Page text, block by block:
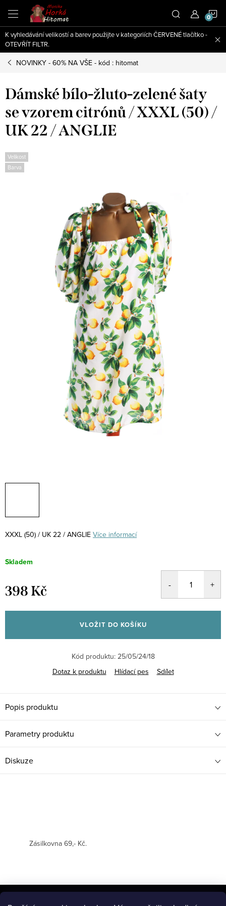
obsah
K vyhledávání velikostí a barev použijte v kategoriích ČERVENÉ tlačítko -
OTEVŘÍT FILTR.
NOVINKY - 60% NA VŠE - kód : hitomat
Dámské bílo-žluto-zelené šaty
se vzorem citrónů / XXXL (50) /
UK 22 / ANGLIE
Velikost
Barva
XXXL (50) / UK 22 / ANGLIE Více informací
Skladem
398 Kč
cena:
VLOŽIT DO KOŠÍKU
Kód produktu: 25/05/24/18
Dotaz k produktu
Hlídací pes Sdílet
Popis produktu
Parametry produktu
Diskuze
Zásilkovna 69,- Kč.
Z